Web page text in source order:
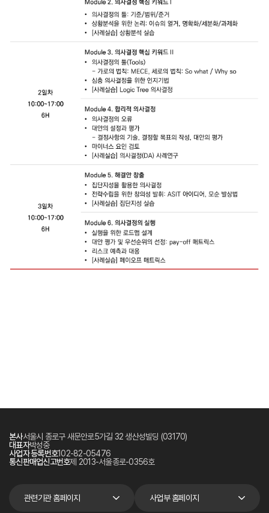
본사서울시 종로구 새문안로5가길 32 생산성빌딩 (03170)
대표자박성중
사업자 등록번호102-82-05476
통신판매업신고번호제 2013-서울종로-0356호
관련기관 홈페이지 사업부 홈페이지